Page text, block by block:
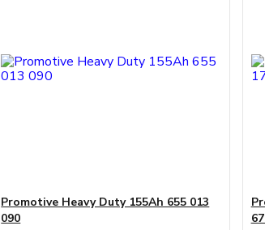
Promotive Heavy Duty 155Ah 655 013
090